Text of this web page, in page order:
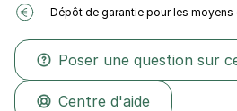
Dépôt de garantie pour les moyens
Poser une question sur
Centre d'aide